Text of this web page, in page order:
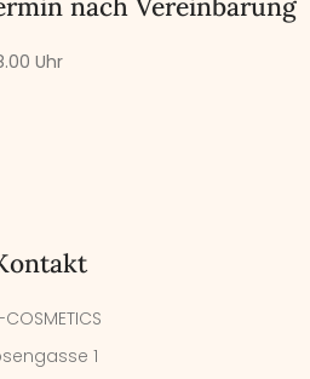
nach Vereinbarung
Uhr
1